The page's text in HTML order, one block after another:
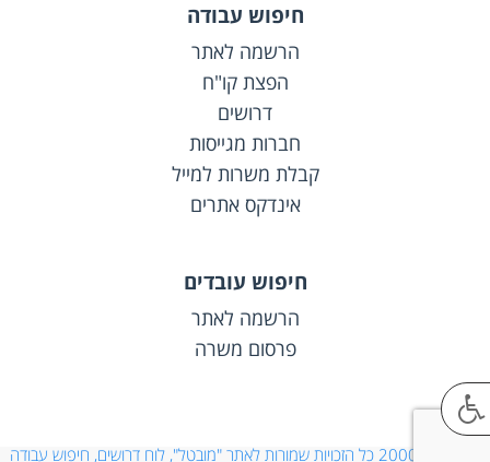
חיפוש עבודה
הרשמה לאתר
הפצת קו"ח
דרושים
חברות מגייסות
קבלת משרות למייל
אינדקס אתרים
חיפוש עובדים
הרשמה לאתר
פרסום משרה
© 2000-2026 כל הזכויות שמורות לאתר "מובטל", לוח דרושים, חיפוש עבודה